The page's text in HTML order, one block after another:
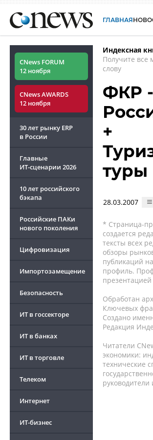
ГЛАВНАЯ
CNews FORUM
12 ноября
CNews AWARDS
12 ноября
30 лет рынку ERP
в России
Главные
ИТ-сценарии 2026
10 лет российского
бэкапа
Российские ПАКи
нового поколения
Цифровизация
Импортозамещение
Безопасность
ИТ в госсекторе
ИТ в банках
ИТ в торговле
Телеком
Интернет
ИТ-бизнес
Индексная
Получите все
слову
ФКР
+
туры
28.03.2007
* Страница-
создается
тексты всех
обзоры
публикаций
профиль.
Обработан
Ключевых
Создано
Редакция
Читатели
экономики:
технические